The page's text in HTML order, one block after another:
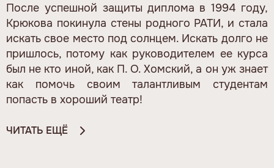
После успешной защиты диплома в 1994 году,
Крюкова покинула стены родного РАТИ, и стала
искать свое место под солнцем. Искать долго не
пришлось, потому как руководителем ее курса
был не кто иной, как П. О. Хомский, а он уж знает
как помочь своим талантливым студентам
попасть в хороший театр!
ЧИТАТЬ ЕЩЁ